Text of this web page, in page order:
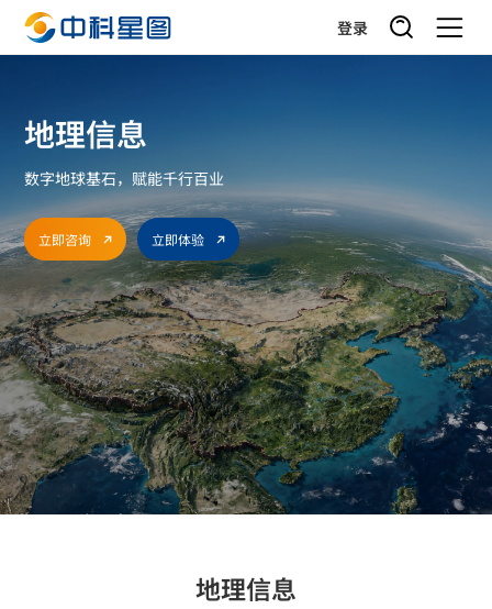
登录
地理信息
数字地球基石，赋能千行百业
立即咨询 立即体验
地理信息